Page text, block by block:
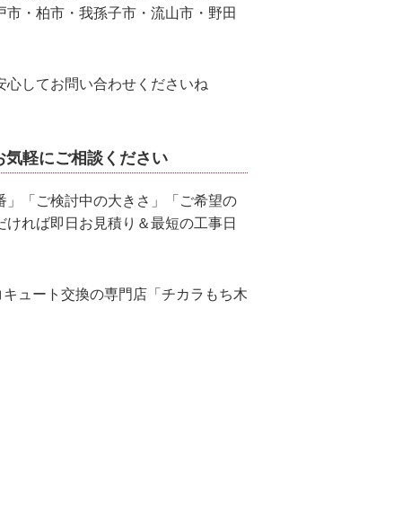
・柏市・我孫子市・流山市・野田
してお問い合わせくださいね
軽にご相談ください
「ご検討中の大きさ」「ご希望の
れば即日お見積り＆最短の工事日
ュート交換の専門店「チカラもち木